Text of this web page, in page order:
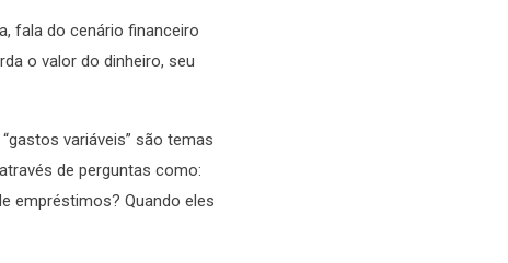
fala do cenário financeiro
o valor do dinheiro, seu
variáveis” são temas
de perguntas como:
empréstimos? Quando eles